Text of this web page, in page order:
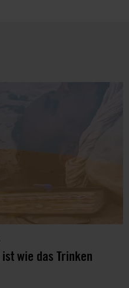
wie das Trinken